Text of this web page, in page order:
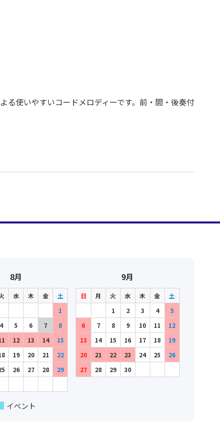
る使いやすいコードメロディーです。前・間・後奏付
8月
水 木 金
土
1
4 5 6 7
8
12 13 14
15
19 20 21
22
26 27 28
29
9月
日 月 火 水 木 金
土
1
2 3 4
5
6
7 8 9 10 11
12
13
14 15 16 17 18
19
20
21 22 23 24 25
26
27
28 29 30
イベント